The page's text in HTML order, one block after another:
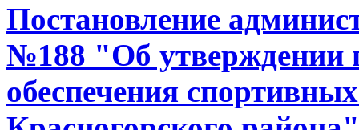
Постановление
№188 "Об утверждении
обеспечения